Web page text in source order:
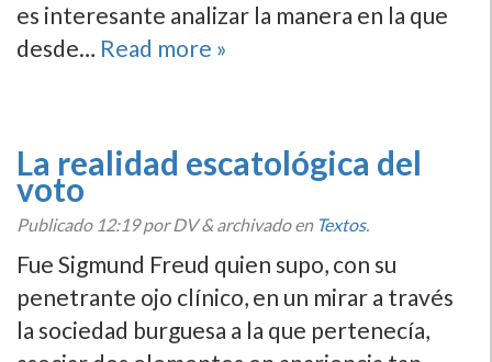
es interesante analizar la manera en la que
desde… Read more »
La realidad escatológica del
voto
Publicado 12:19por DV&archivado en Textos.
Fue Sigmund Freud quien supo, con su
penetrante ojo clí­nico, en un mirar a través
la sociedad burguesa a la que pertenecí­a,